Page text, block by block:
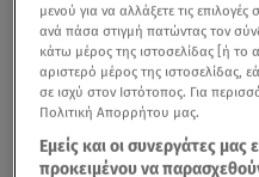
μενού για να αλλάξετε τις
ανά πάσα στιγμή πατώντας τον
κάτω μέρος της ιστοσελίδας [ή το
αριστερό μέρος της ιστοσελίδας,
σε ισχύ στον Ιστότοπος. Για
Πολιτική Απορρήτου μας.
Εμείς και οι συνεργάτες
προκειμένου να